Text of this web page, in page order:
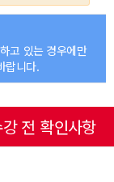
고 있는 경우에만
랍니다.
전 확인사항